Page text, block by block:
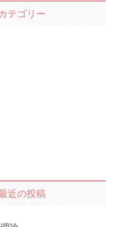
テゴリー
近の投稿